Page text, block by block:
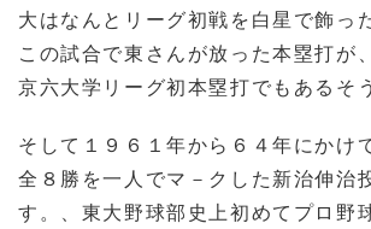
大はなんとリーグ初戦を白星で飾っ
この試合で東さんが放った本塁打が
京六大学リーグ初本塁打でもあるそ
そして１９６１年から６４年にかけ
全８勝を一人でマ－クした新治伸治
す。、東大野球部史上初めてプロ野